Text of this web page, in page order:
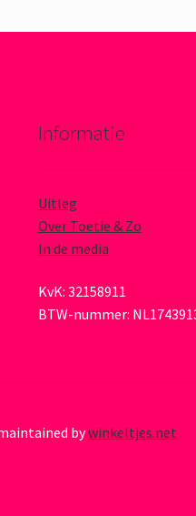
Informatie
Uitleg
Over Toetie & Zo
In de media
KvK: 32158911
BTW-nummer:
bywinkeltjes.net